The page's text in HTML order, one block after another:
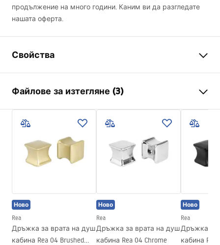
продължение на много години. Каним ви да разгледате
нашата оферта.
Свойства
Материал
Месинг , ABS
Тип батерия
Термостатична
Начин на монтаж
повърхностен монтаж
Регулиране на височината
Да
Мин. височина
820mm
Регулиране на налягането
Да
Система Anti-Calc
Технология
Chrome plating
Файлове за изтегляне (3)
Информация за безопасност
Safety_Information_Shower_set.pdf
Гаранционни условия
Инструкции за монтаж
Ново
Rea
Дръжка за врата на душ
кабина Rea 04 Brushed
Ново
Rea
Дръжка за врата на душ
кабина Rea 04 Chrome
Ново
Rea
Дръжка за
кабина Rea